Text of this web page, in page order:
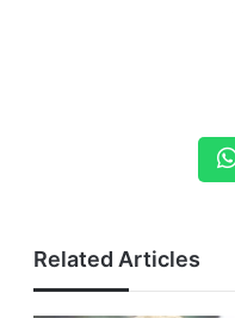
Related Articles